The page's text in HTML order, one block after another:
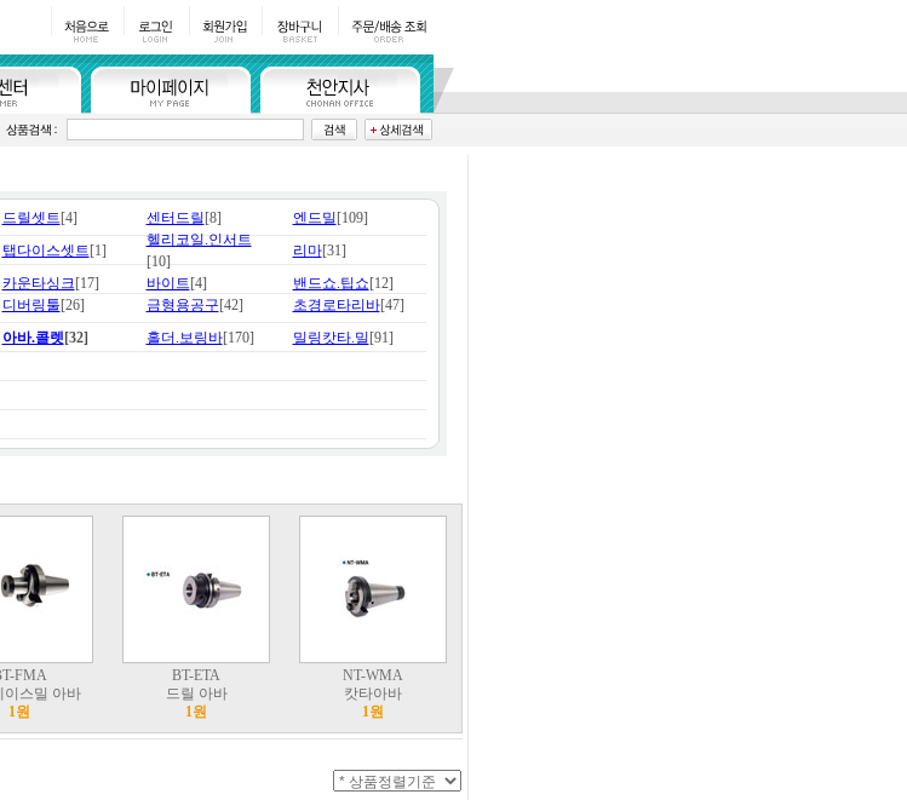
드릴셋트 [4] 센터드릴 [8] 엔드밀 [109]
탭다이스셋트 [1]
헬리코일.인서트
[10]
리마[31]
카운타싱크 [17] 바이트 [4] 밴드쇼.팁쇼 [12]
디버링툴 [26] 금형용공구 [42] 초경로타리바[47]
아바.콜렛 [32] 홀더.보링바[170] 밀링캇타.밀 [91]
FMA
이스밀 아바
1원
BT-ETA
드릴 아바
1원
NT-WMA
캇타아바
1원